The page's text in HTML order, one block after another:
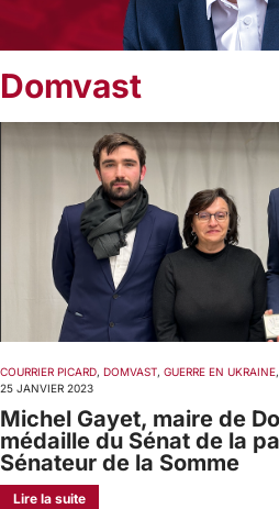
Domvast
COURRIER PICARD, DOMVAST, GUERRE EN UKRAINE,
25 JANVIER 2023
Michel Gayet, maire de
médaille du Sénat de la
Sénateur de la Somme
Lire la suite